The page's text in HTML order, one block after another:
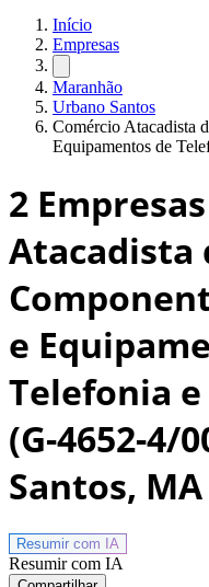
Início
Empresas
Maranhão
Urbano Santos
Comércio Atacadista
Equipamentos de
2
Atacadista
e
Telefonia
(G-4652-4/
Santos, MA
Resumir com IA
Resumir com IA